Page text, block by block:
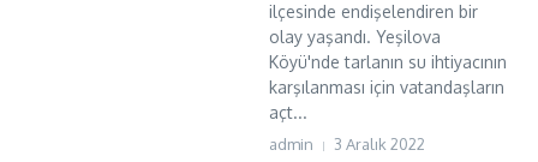
ilçesinde endişelendiren bir
olay yaşandı. Yeşilova
Köyü'nde tarlanın su ihtiyacının
karşılanması için vatandaşların
açt...
admin 3 Aralık 2022